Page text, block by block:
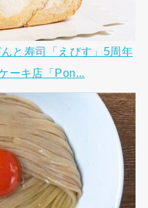
と寿司「えびす」5周年
ーキ店「Pon...